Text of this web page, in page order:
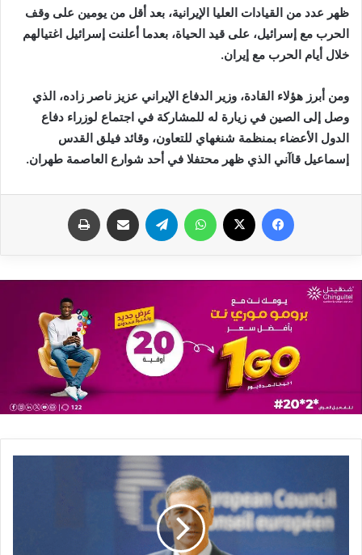
‬خلال‭ ‬أيام‭ ‬الحرب‭ ‬مع‭ ‬إيران‭.‬
‬إسماعيل‭ ‬قاآني‭ ‬الذي‭ ‬ظهر‭ ‬محتفلا‭ ‬في‭ ‬أحد‭ ‬شوارع‭ ‬العاصمة‭ ‬طهران‭.‬
فيسبوك واتساب تيلقرام مشاركة عبر البريد